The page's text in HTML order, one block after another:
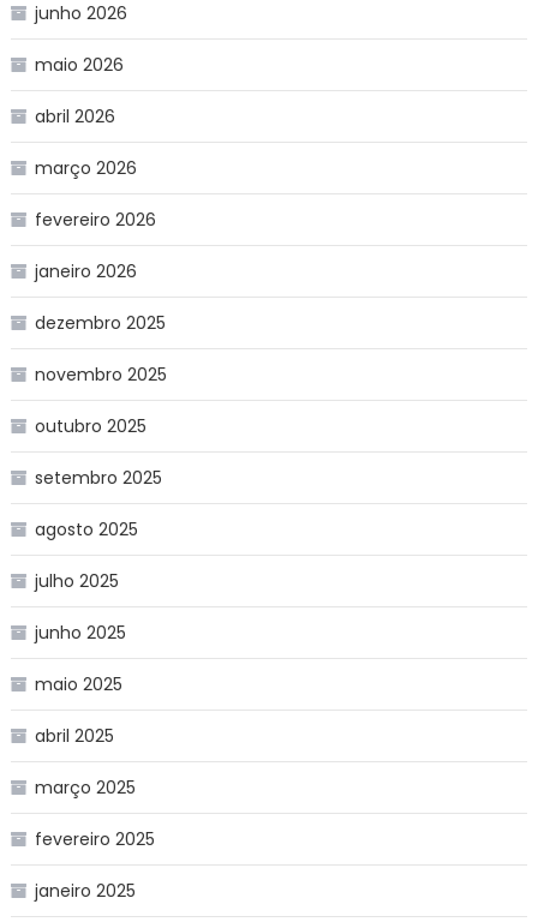
junho 2026
maio 2026
abril 2026
março 2026
fevereiro 2026
janeiro 2026
dezembro 2025
novembro 2025
outubro 2025
setembro 2025
agosto 2025
julho 2025
junho 2025
maio 2025
abril 2025
março 2025
fevereiro 2025
janeiro 2025